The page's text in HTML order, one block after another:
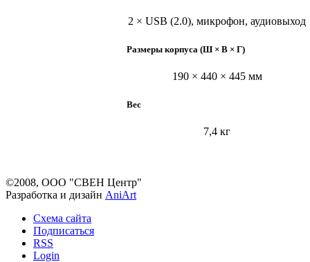
2 × USB (2.0), микрофон, аудиовыход
Размеры корпуса (Ш × В × Г)
190 × 440 × 445 мм
Вес
7,4 кг
©2008, ООО "СВЕН Центр"
Разработка и дизайн AniArt
Схема сайта
Подписаться
RSS
Login